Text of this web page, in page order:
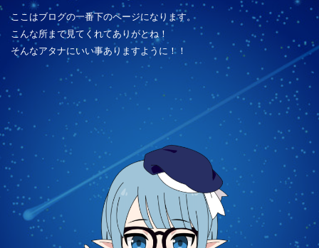
ここはブログの一番下のページになります。
こんな所まで見てくれてありがとね！
そんなアタナにいい事ありますように！！